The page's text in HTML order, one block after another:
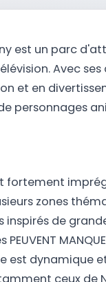
est un parc
Avec
et en
personnages
fortement
zones
inspirés de
est dynamique